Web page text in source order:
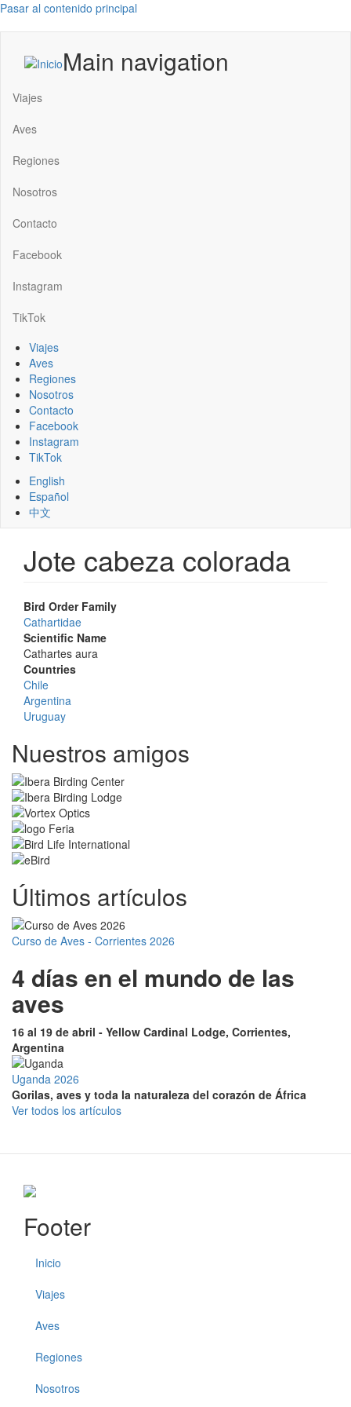
Pasar al contenido principal
Main navigation
Viajes
Aves
Regiones
Nosotros
Contacto
Facebook
Instagram
TikTok
Viajes
Aves
Regiones
Nosotros
Contacto
Facebook
Instagram
TikTok
English
Español
中文
Jote cabeza colorada
Bird Order Family
Cathartidae
Scientific Name
Cathartes aura
Countries
Chile
Argentina
Uruguay
Nuestros amigos
Últimos artículos
Curso de Aves - Corrientes 2026
4 días en el mundo de las
aves
16 al 19 de abril - Yellow Cardinal Lodge, Corrientes,
Argentina
Uganda 2026
Gorilas, aves y toda la naturaleza del corazón de África
Ver todos los artículos
Footer
Inicio
Viajes
Aves
Regiones
Nosotros